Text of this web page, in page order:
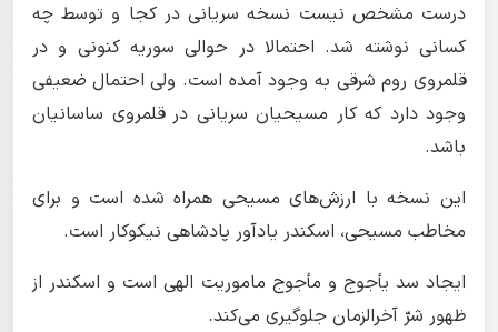
درست مشخص نیست نسخه سریانی در کجا و توسط چه
کسانی نوشته شد. احتمالا در حوالی سوریه کنونی و در
قلمروی روم شرقی به وجود آمده است. ولی احتمال ضعیفی
وجود دارد که کار مسیحیان سریانی در قلمروی ساسانیان
باشد.
این نسخه با ارزش‌های مسیحی همراه شده است و برای
مخاطب مسیحی، اسکندر یادآور پادشاهی نیکوکار است.
ایجاد سد یأجوج و مأجوج ماموریت الهی است و اسکندر از
ظهور شرّ آخرالزمان جلوگیری می‌کند.